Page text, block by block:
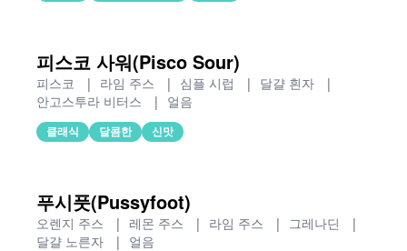
피스코 사워(Pisco Sour)
피스코 | 라임 주스 | 심플 시럽 | 달걀 흰자
|
안고스투라 비터스
| 얼음
클래식 달콤한 신맛
푸시풋(Pussyfoot)
오렌지 주스 | 레몬 주스 | 라임 주스 | 그레나딘
|
달걀 노른자
| 얼음